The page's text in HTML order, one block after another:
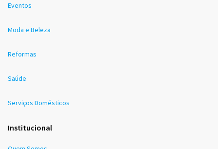
Eventos
Moda e Beleza
Reformas
Saúde
Serviços Domésticos
Institucional